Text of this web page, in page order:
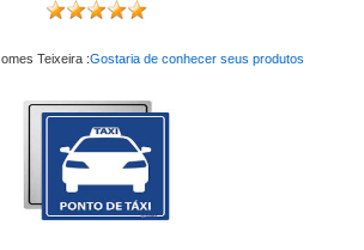
Teixeira :Gostaria de conhecer seus produtos